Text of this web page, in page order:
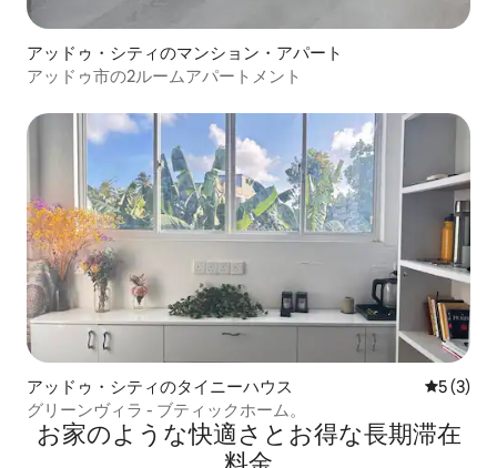
アッドゥ・シティのマンション・アパート
アッドゥ市の2ルームアパートメント
アッドゥ・シティのタイニーハウス レビュー
5 (3)
グリーンヴィラ - ブティックホーム。
お家のような快⁠適⁠さ⁠とお⁠得⁠な長⁠期⁠滞⁠在